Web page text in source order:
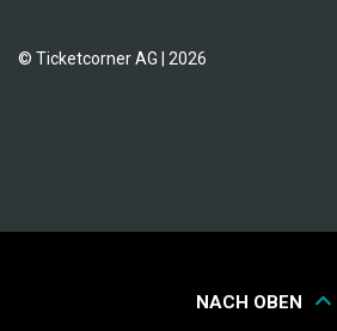
© Ticketcorner AG | 2026
NACH OBEN